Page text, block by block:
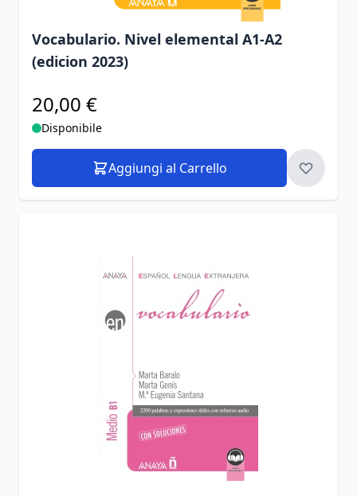
Vocabulario. Nivel elemental A1-A2
(edicion 2023)
20,00 €
Disponibile
Aggiungi al Carrello